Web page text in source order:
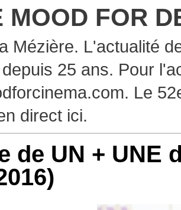
MOOD FOR
Mézière. L'actualité
25 ans. Pour
Le
direct ici.
de UN + UNE